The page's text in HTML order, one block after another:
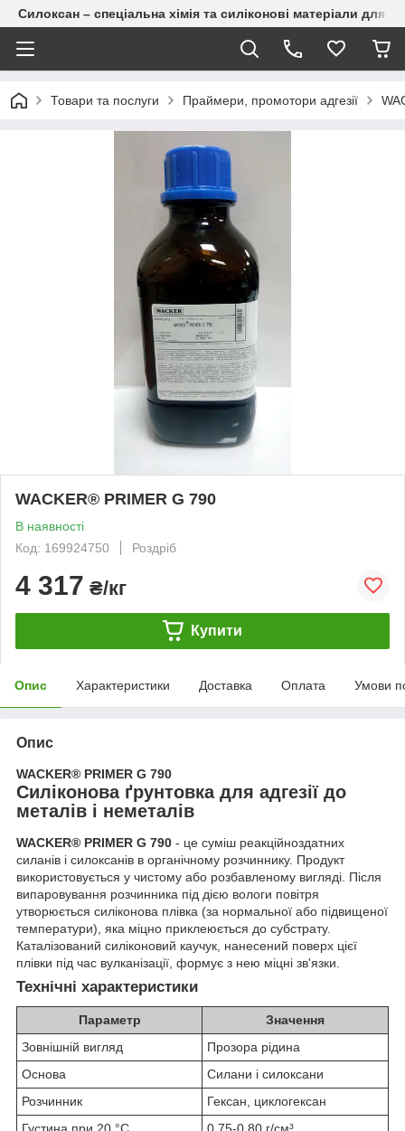
Силоксан – спеціальна хімія та силіконові матеріали для
Товари та послуги Праймери, промотори адгезії
WACKER® PRIMER G 790
В наявності
Код: 169924750
Роздріб
4 317 ₴/кг
Купити
Опис Характеристики Доставка Оплата Умови
Опис
WACKER® PRIMER G 790
Силіконова ґрунтовка для адгезії до
металів і неметалів
WACKER® PRIMER G 790 - це суміш реакційноздатних
силанів і силоксанів в органічному розчиннику. Продукт
використовується у чистому або розбавленому вигляді. Після
випаровування розчинника під дією вологи повітря
утворюється силіконова плівка (за нормальної або підвищеної
температури), яка міцно приклеюється до субстрату.
Каталізований силіконовий каучук, нанесений поверх цієї
плівки під час вулканізації, формує з нею міцні зв'язки.
Технічні характеристики
Параметр
Значення
Зовнішній вигляд
Прозора рідина
Основа
Силани і силоксани
Розчинник
Гексан, циклогексан